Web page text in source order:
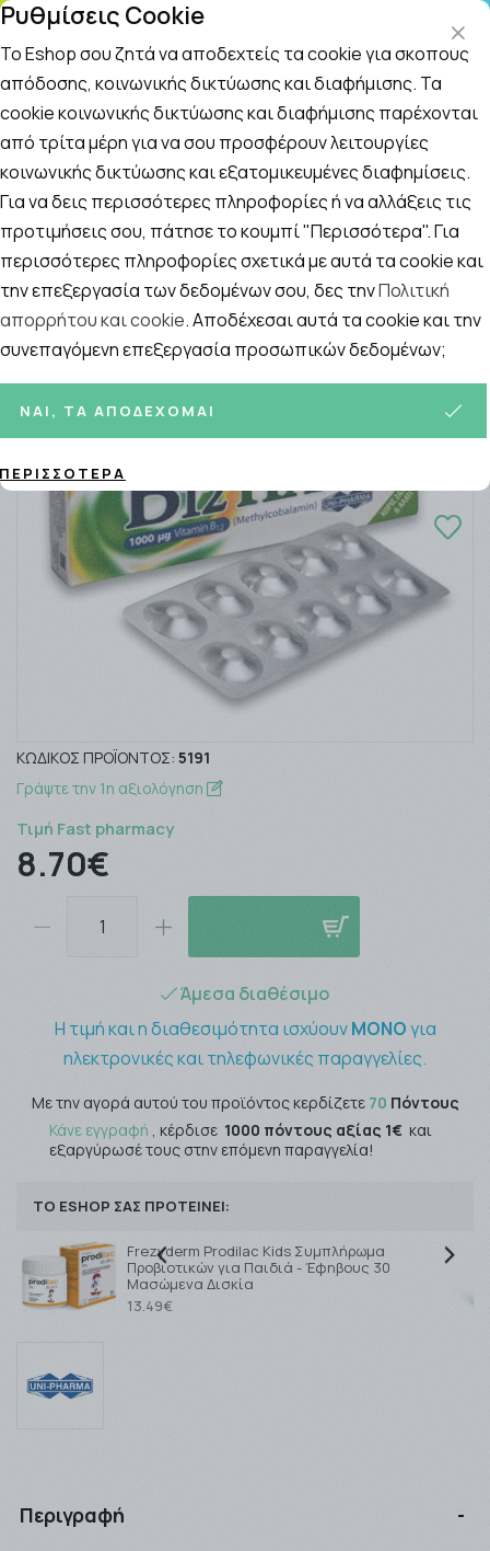
ΤΗΛ. ΠΑΡΑΓΓΕΛΙΕΣ: 210 5148 108
Αναζήτηση
Αρχική / ΣΥΜΠΛΗΡΩΜΑΤΑ ΔΙΑΤΡΟΦΗΣ /Uni-Pharma B12 fix
Uni-Pharma B12 fix 1000μg
(Methylcobalamin), 30 tabs
ΚΩΔΙΚΌΣ ΠΡΟΪΌΝΤΟΣ: 5191
Γράψτε την 1η αξιολόγηση
Τιμή Fast pharmacy
8.70€
Άμεσα διαθέσιμο
Η τιμή και η διαθεσιμότητα ισχύουνΜΟΝΟγια
ηλεκτρονικές και τηλεφωνικές παραγγελίες.
Με την αγορά αυτού του προϊόντος κερδίζετε 70 Πόντους
Κάνε εγγραφή , κέρδισε 1000 πόντους αξίας 1€ και
εξαργύρωσέ τους στην επόμενη παραγγελία!
ΤΟ ESHOP ΣΑΣ ΠΡΟΤΕΙΝΕΙ:
Frezyderm Prodilac Kids Συμπλήρωμα
Προβιοτικών για Παιδιά - Έφηβους 30
Μασώμενα Δισκία
13.49€
Περιγραφή
Ρυθμίσεις Cookie
Το Eshop σου ζητά να αποδεχτείς τα cookie για σκοπούς
απόδοσης, κοινωνικής δικτύωσης και διαφήμισης. Τα
cookie κοινωνικής δικτύωσης και διαφήμισης παρέχονται
από τρίτα μέρη για να σου προσφέρουν λειτουργίες
κοινωνικής δικτύωσης και εξατομικευμένες διαφημίσεις.
Για να δεις περισσότερες πληροφορίες ή να αλλάξεις τις
προτιμήσεις σου, πάτησε το κουμπί "Περισσότερα". Για
περισσότερες πληροφορίες σχετικά με αυτά τα cookie και
την επεξεργασία των δεδομένων σου, δες τηνΠολιτική
απορρήτου και cookie. Αποδέχεσαι αυτά τα cookie και την
συνεπαγόμενη επεξεργασία προσωπικών δεδομένων;
ΝΑΙ, ΤΑ ΑΠΟΔΈΧΟΜΑΙ
ΠΕΡΙΣΣΌΤΕΡΑ